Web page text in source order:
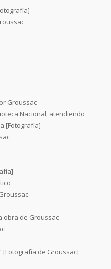
Groussac
Nacional, atendiendo
[Fotografía]
obra de Groussac
de Groussac]